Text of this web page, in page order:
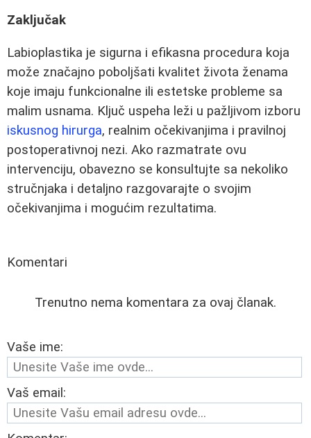
Zaključak
Labioplastika je sigurna i efikasna procedura koja
može značajno poboljšati kvalitet života ženama
koje imaju funkcionalne ili estetske probleme sa
malim usnama. Ključ uspeha leži u pažljivom izboru
iskusnog hirurga, realnim očekivanjima i pravilnoj
postoperativnoj nezi. Ako razmatrate ovu
intervenciju, obavezno se konsultujte sa nekoliko
stručnjaka i detaljno razgovarajte o svojim
očekivanjima i mogućim rezultatima.
Komentari
Trenutno nema komentara za ovaj članak.
Vaše ime:
Vaš email: